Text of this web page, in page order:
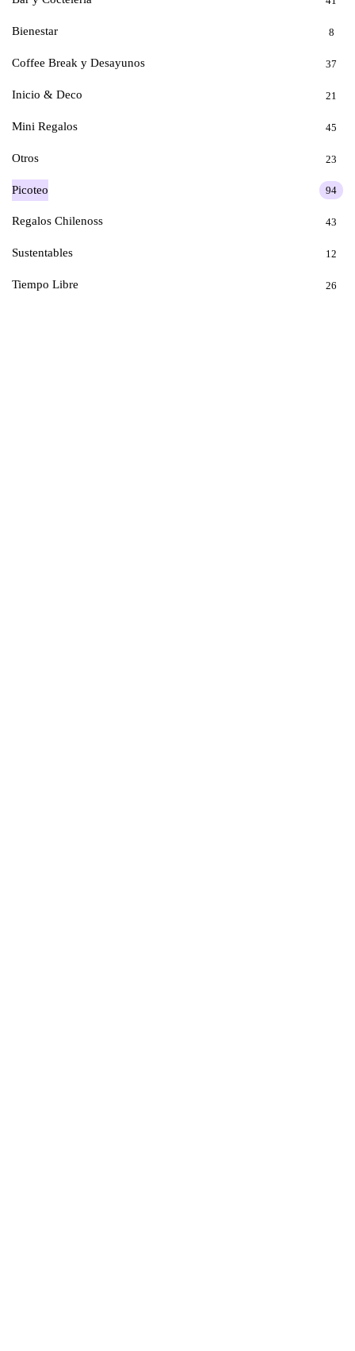
Bienestar 8
Coffee Break y Desayunos 37
Inicio & Deco 21
Mini Regalos 45
Otros 23
Picoteo 94
Regalos Chilenoss 43
Sustentables 12
Tiempo Libre 26